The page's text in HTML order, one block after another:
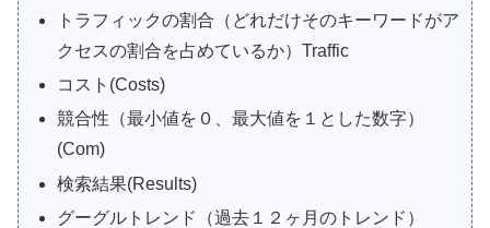
トラフィックの割合（どれだけそのキーワードがア
クセスの割合を占めているか）Traffic
コスト(Costs)
競合性（最小値を０、最大値を１とした数字）
(Com)
検索結果(Results)
グーグルトレンド（過去１２ヶ月のトレンド）